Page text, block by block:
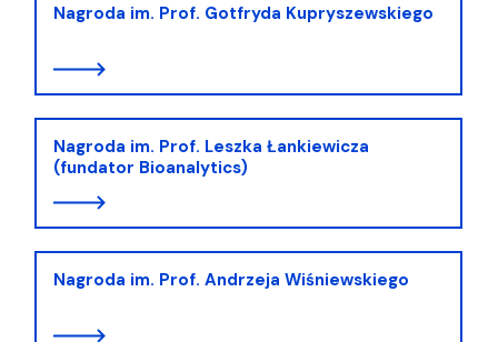
Nagroda im. Prof. Gotfryda Kupryszewskiego
Nagroda im. Prof. Leszka Łankiewicza
(fundator Bioanalytics)
Nagroda im. Prof. Andrzeja Wiśniewskiego